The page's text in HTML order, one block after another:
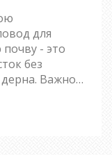
для
- это
без
Важно
соблюдать
советы